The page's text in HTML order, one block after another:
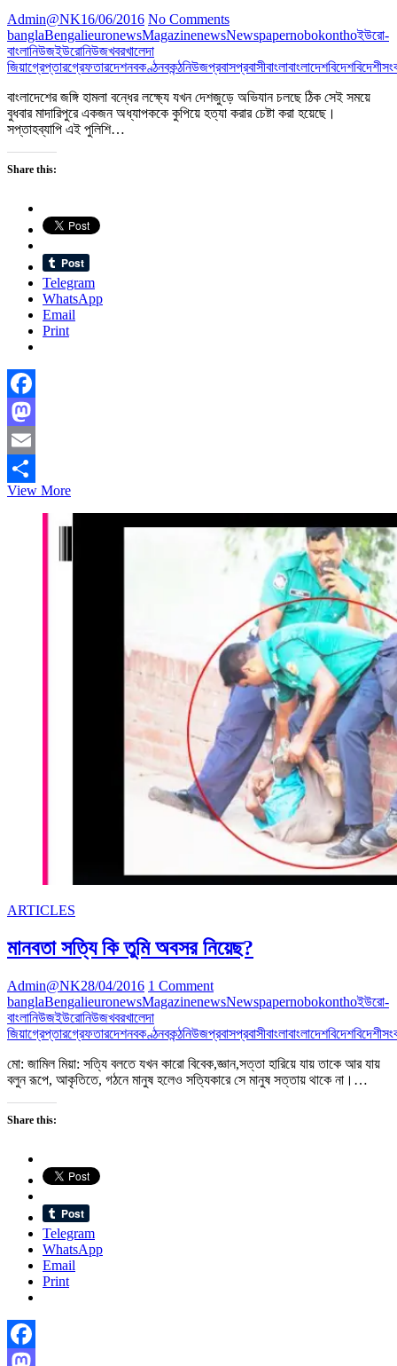
Admin@NK16/06/2016 No Comments
banglaBengalieuronewsMagazinenewsNewspapernobokonthoইউরো-
বাংলানিউজইউরোনিউজখবরখালেদা
জিয়াগ্রেপ্তারগ্রেফতারদেশনবকণ্ঠনবকন্ঠনিউজপ্রবাসপ্রবাসীবাংলাবাংলাদেশবিদেশবিদেশী
বাংলাদেশের জঙ্গি হামলা বন্ধের লক্ষ্যে যখন দেশজুড়ে অভিযান চলছে ঠিক সেই সময়ে
বুধবার মাদারিপুরে একজন অধ্যাপককে কুপিয়ে হত্যা করার চেষ্টা করা হয়েছে।
সপ্তাহব্যাপি এই পুলিশি…
Share this:
Telegram
WhatsApp
Email
Print
Facebook
Mastodon
Email
Share
View Moreএই
ARTICLES
মানবতা সত্যি কি তুমি অবসর নিয়েছ?
Admin@NK28/04/2016 1 Comment
banglaBengalieuronewsMagazinenewsNewspapernobokonthoইউরো-
বাংলানিউজইউরোনিউজখবরখালেদা
জিয়াগ্রেপ্তারগ্রেফতারদেশনবকণ্ঠনবকন্ঠনিউজপ্রবাসপ্রবাসীবাংলাবাংলাদেশবিদেশবিদেশী
মো: জামিল মিয়া: সত্যি বলতে যখন কারো বিবেক,জ্ঞান,সত্তা হারিয়ে যায় তাকে আর যায়
বলুন রূপে, আকৃতিতে, গঠনে মানুষ হলেও সত্যিকারে সে মানুষ সত্তায় থাকে না।…
Share this:
Telegram
WhatsApp
Email
Print
Facebook